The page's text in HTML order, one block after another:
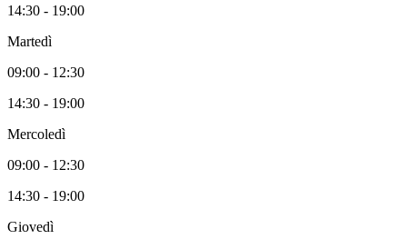
14:30 - 19:00
Martedì
09:00 - 12:30
14:30 - 19:00
Mercoledì
09:00 - 12:30
14:30 - 19:00
Giovedì